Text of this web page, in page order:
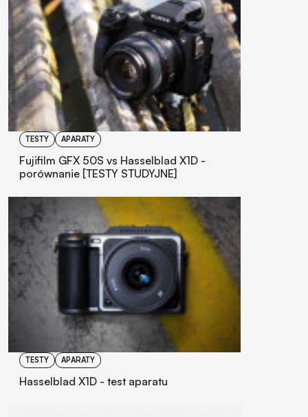
TESTY APARATY
Fujifilm GFX 50S vs Hasselblad X1D -
porównanie [TESTY STUDYJNE]
TESTY APARATY
Hasselblad X1D - test aparatu